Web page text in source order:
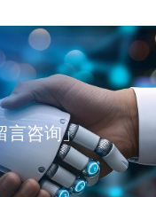
言咨询」